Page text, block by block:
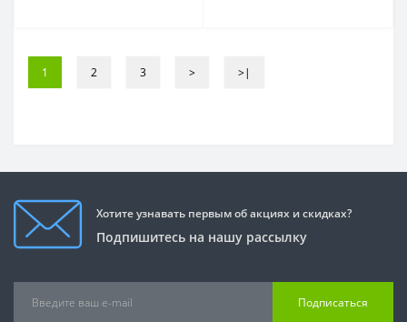
1 2 3 > >|
Хотите узнавать первым об акциях и скидках?
Подпишитесь на нашу рассылку
Подписаться